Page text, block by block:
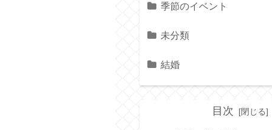
季節のイベント
未分類
結婚
目次